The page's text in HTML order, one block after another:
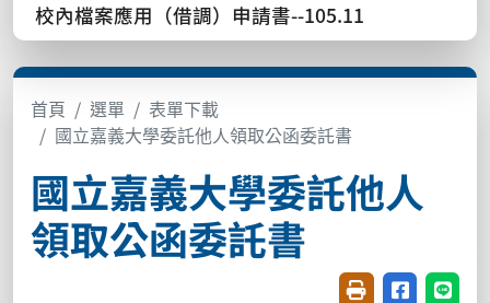
校內檔案應用（借調）申請書--105.11
首頁 選單
表單下載
國立嘉義大學委託他人領取公函委託書
國立嘉義大學委託他人
領取公函委託書
友善列印(開新視
分享至臉書
分享